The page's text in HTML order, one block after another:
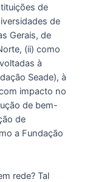
de
de
Gerais, de
(ii) como
à
Seade), à
impacto no
de bem-
de
a Fundação
rede? Tal